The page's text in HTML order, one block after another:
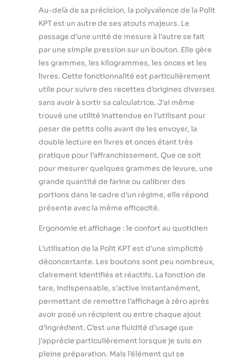
24 heures.
Achetez en toute
confiance, sachant
fiers de notre
produit
Au-delà de sa précision, la polyvalence de la Polit
KPT est un autre de ses atouts majeurs. Le
passage d’une unité de mesure à l’autre se fait
par une simple pression sur un bouton. Elle gère
les grammes, les kilogrammes, les onces et les
livres. Cette fonctionnalité est particulièrement
utile pour suivre des recettes d’origines diverses
sans avoir à sortir sa calculatrice. J’ai même
trouvé une utilité inattendue en l’utilisant pour
peser de petits colis avant de les envoyer, la
double lecture en livres et onces étant très
pratique pour l’affranchissement. Que ce soit
pour mesurer quelques grammes de levure, une
grande quantité de farine ou calibrer des
portions dans le cadre d’un régime, elle répond
présente avec la même efficacité.
Ergonomie et affichage : le confort au quotidien
L’utilisation de la Polit KPT est d’une simplicité
déconcertante. Les boutons sont peu nombreux,
clairement identifiés et réactifs. La fonction de
tare, indispensable, s’active instantanément,
permettant de remettre l’affichage à zéro après
avoir posé un récipient ou entre chaque ajout
d’ingrédient. C’est une fluidité d’usage que
j’apprécie particulièrement lorsque je suis en
pleine préparation. Mais l’élément qui se